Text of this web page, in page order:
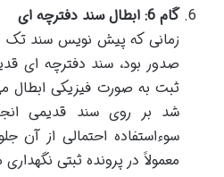
گام 6: ابطال سند دفترچه ای
زمانی که پیش نویس سند تک
صدور بود، سند دفترچه ای
ثبت به صورت فیزیکی ابطال
شد بر روی سند قدیمی
سوءاستفاده احتمالی از آن
معمولاً در پرونده ثبتی